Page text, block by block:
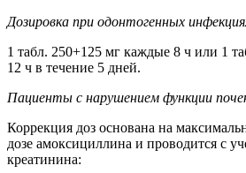
Дозировка при одонтогенных
1 табл. 250+125 мг каждые 8 ч или 1
12 ч в течение 5 дней.
Пациенты с нарушением функции
Коррекция доз основана на
дозе амоксициллина и проводится с
креатинина: